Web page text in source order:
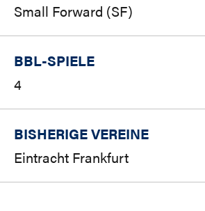
Small Forward (SF)
BBL-SPIELE
4
BISHERIGE VEREINE
Eintracht Frankfurt